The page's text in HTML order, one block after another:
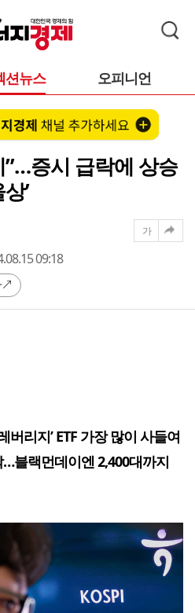
션뉴스 오피니언
증시 급락에 상승
’
09:18
가
버리지’ ETF 가장 많이 사들여
블랙먼데이엔 2,400대까지